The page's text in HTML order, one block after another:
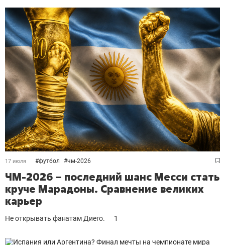
17 июля #футбол #чм-2026
ЧМ-2026 – последний шанс Месси стать
круче Марадоны. Сравнение великих
карьер
Не открывать фанатам Диего. 1